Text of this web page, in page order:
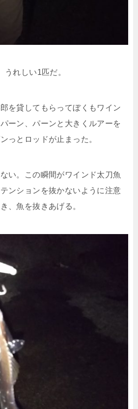
れしい1匹だ。
を貸してもらってぼくもワイン
ーン、パーンと大きくルアーを
っとロッドが止まった。
い。この瞬間がワインド太刀魚
ンションを抜かないように注意
、魚を抜きあげる。